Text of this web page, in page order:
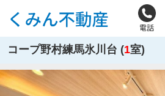
電話
コープ野村練馬氷川台 (1室)